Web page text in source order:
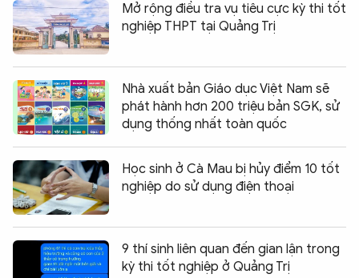
Mở rộng điều tra vụ tiêu cực kỳ thi tốt
nghiệp THPT tại Quảng Trị
Nhà xuất bản Giáo dục Việt Nam sẽ
phát hành hơn 200 triệu bản SGK, sử
dụng thống nhất toàn quốc
Học sinh ở Cà Mau bị hủy điểm 10 tốt
nghiệp do sử dụng điện thoại
9 thí sinh liên quan đến gian lận trong
kỳ thi tốt nghiệp ở Quảng Trị